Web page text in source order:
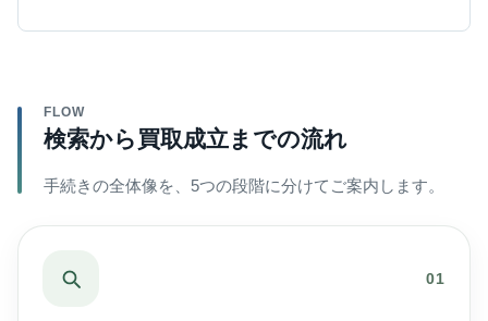
FLOW
検索から買取成立までの流れ
手続きの全体像を、5つの段階に分けてご案内します。
01